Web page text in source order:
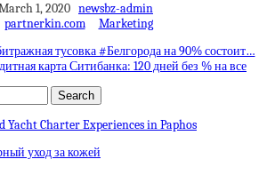
1, 2020 newsbz-admin
partnerkin.com
Marketing
тусовка #Белгорода на 90% состоит…
карта Ситибанка: 120 дней без % на все
Yacht Charter Experiences in Paphos
уход за кожей